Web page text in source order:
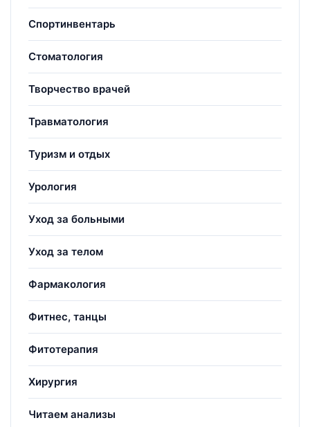
Спортинвентарь
Стоматология
Творчество врачей
Травматология
Туризм и отдых
Урология
Уход за больными
Уход за телом
Фармакология
Фитнес, танцы
Фитотерапия
Хирургия
Читаем анализы